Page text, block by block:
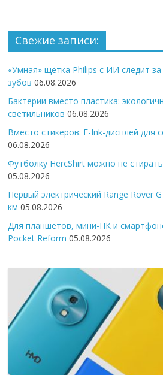
Свежие записи:
«Умная» щётка Philips с ИИ следит
зубов 06.08.2026
Бактерии вместо пластика:
светильников 06.08.2026
Вместо стикеров: E-Ink-дисплей для
06.08.2026
Футболку HercShirt можно не
05.08.2026
Первый электрический Range Rover
км 05.08.2026
Для планшетов, мини-ПК и
Pocket Reform 05.08.2026